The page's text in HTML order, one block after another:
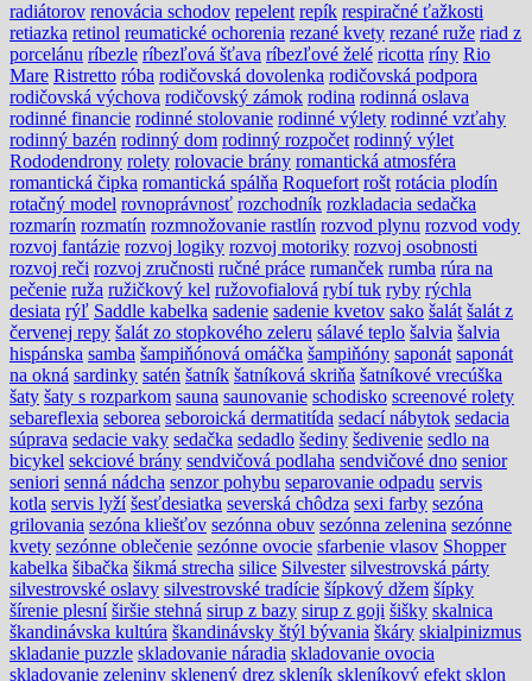
radiátorov renovácia schodov repelent repík respiračné ťažkosti
retiazka retinol reumatické ochorenia rezané kvety rezané ruže riad z
porcelánu ríbezle ríbezľová šťava ríbezľové želé ricotta ríny Rio
Mare Ristretto róba rodičovská dovolenka rodičovská podpora
rodičovská výchova rodičovský zámok rodina rodinná oslava
rodinné financie rodinné stolovanie rodinné výlety rodinné vzťahy
rodinný bazén rodinný dom rodinný rozpočet rodinný výlet
Rododendrony rolety rolovacie brány romantická atmosféra
romantická čipka romantická spálňa Roquefort rošt rotácia plodín
rotačný model rovnoprávnosť rozchodník rozkladacia sedačka
rozmarín rozmatín rozmnožovanie rastlín rozvod plynu rozvod vody
rozvoj fantázie rozvoj logiky rozvoj motoriky rozvoj osobnosti
rozvoj reči rozvoj zručnosti ručné práce rumanček rumba rúra na
pečenie ruža ružičkový kel ružovofialová rybí tuk ryby rýchla
desiata rýľ Saddle kabelka sadenie sadenie kvetov sako šalát šalát z
červenej repy šalát zo stopkového zeleru sálavé teplo šalvia šalvia
hispánska samba šampiňónová omáčka šampiňóny saponát saponát
na okná sardinky satén šatník šatníková skriňa šatníkové vrecúška
šaty šaty s rozparkom sauna saunovanie schodisko screenové rolety
sebareflexia seborea seboroická dermatitída sedací nábytok sedacia
súprava sedacie vaky sedačka sedadlo šediny šedivenie sedlo na
bicykel sekciové brány sendvičová podlaha sendvičové dno senior
seniori senná nádcha senzor pohybu separovanie odpadu servis
kotla servis lyží šesťdesiatka severská chôdza sexi farby sezóna
grilovania sezóna kliešťov sezónna obuv sezónna zelenina sezónne
kvety sezónne oblečenie sezónne ovocie sfarbenie vlasov Shopper
kabelka šibačka šikmá strecha silice Silvester silvestrovská párty
silvestrovské oslavy silvestrovské tradície šípkový džem šípky
šírenie plesní širšie stehná sirup z bazy sirup z goji šišky skalnica
škandinávska kultúra škandinávsky štýl bývania škáry skialpinizmus
skladanie puzzle skladovanie náradia skladovanie ovocia
skladovanie zeleniny sklenený drez skleník skleníkový efekt sklon